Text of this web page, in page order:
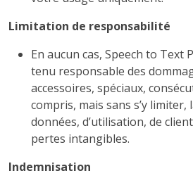
Limitation de responsabilité
En aucun cas, Speech to Text
tenu responsable des
accessoires, spéciaux,
compris, mais sans s’y
données, d’utilisation, de
pertes intangibles.
Indemnisation